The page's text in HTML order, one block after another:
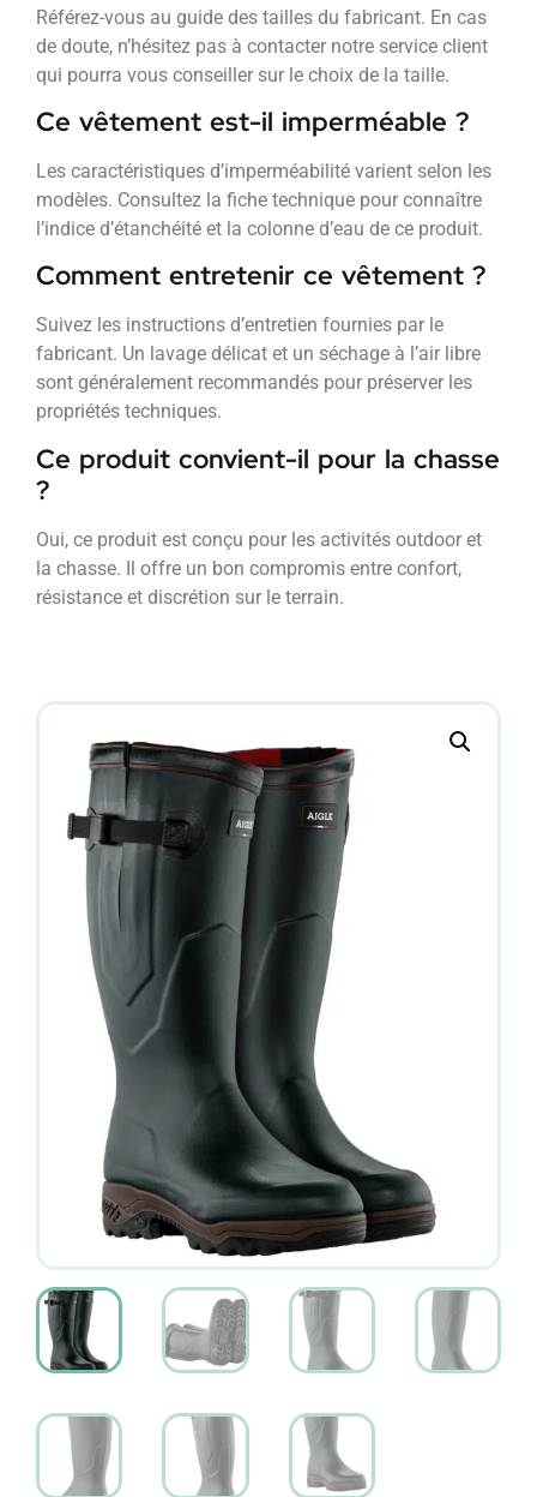
Référez-vous au guide des tailles du fabricant. En cas
de doute, n’hésitez pas à contacter notre service client
qui pourra vous conseiller sur le choix de la taille.
Ce vêtement est-il imperméable ?
Les caractéristiques d’imperméabilité varient selon les
modèles. Consultez la fiche technique pour connaître
l’indice d’étanchéité et la colonne d’eau de ce produit.
Comment entretenir ce vêtement ?
Suivez les instructions d’entretien fournies par le
fabricant. Un lavage délicat et un séchage à l’air libre
sont généralement recommandés pour préserver les
propriétés techniques.
Ce produit convient-il pour la chasse
?
Oui, ce produit est conçu pour les activités outdoor et
la chasse. Il offre un bon compromis entre confort,
résistance et discrétion sur le terrain.